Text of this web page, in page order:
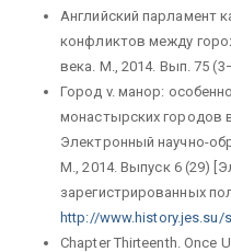
Английский парламент
конфликтов между
века. М., 2014. Вып. 75
Город v. манор:
монастырских городов
Электронный научно-
М., 2014. Выпуск 6 (29)
зарегистрированных
http://www.history.jes.su/
Chapter Thirteenth. Once